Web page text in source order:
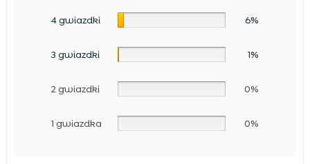
4 gwiazdki 6%
3 gwiazdki 1%
2 gwiazdki 0%
1 gwiazdka 0%